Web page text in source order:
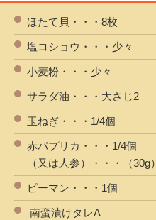
ほたて貝・・・8枚
塩コショウ・・・少々
小麦粉・・・少々
サラダ油・・・大さじ2
玉ねぎ・・・1/4個
赤パプリカ・・・1/4個
（又は人参）・・・（30g）
ピーマン・・・1個
南蛮漬けタレA